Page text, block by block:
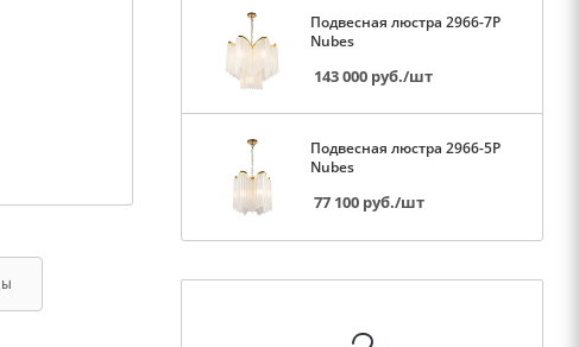
Подвесная люстра 2966-7P
Nubes
143 000 руб./шт
Подвесная люстра 2966-5P
Nubes
77 100 руб./шт